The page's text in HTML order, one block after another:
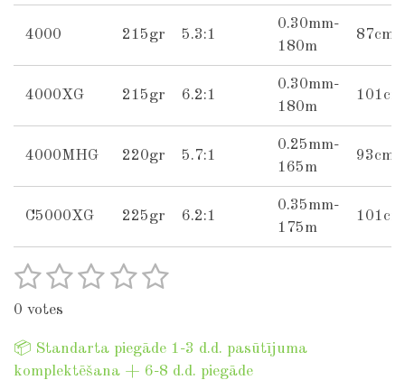
4000 215gr 5.3:1
0.30mm-
180m
87cm
4000XG 215gr 6.2:1
0.30mm-
180m
101cm
4000MHG 220gr 5.7:1
0.25mm-
165m
93cm
C5000XG 225gr 6.2:1
0.35mm-
175m
101cm
R
t
i
n
1
s
t
a
2
s
a
3
a
4
a
5
a
S
t
0 votes
📦 Standarta piegāde 1-3 d.d. pasūtījuma
komplektēšana + 6-8 d.d. piegāde